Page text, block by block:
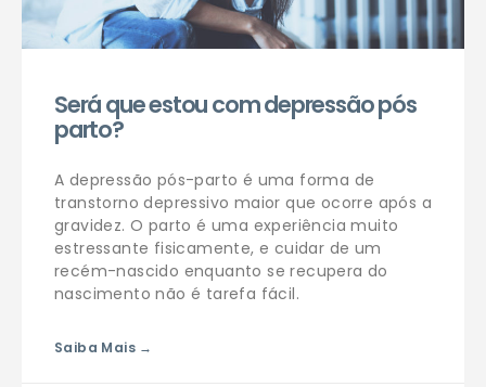
Será que estou com depressão pós
parto?
A depressão pós-parto é uma forma de
transtorno depressivo maior que ocorre após a
gravidez. O parto é uma experiência muito
estressante fisicamente, e cuidar de um
recém-nascido enquanto se recupera do
nascimento não é tarefa fácil.
Saiba Mais →